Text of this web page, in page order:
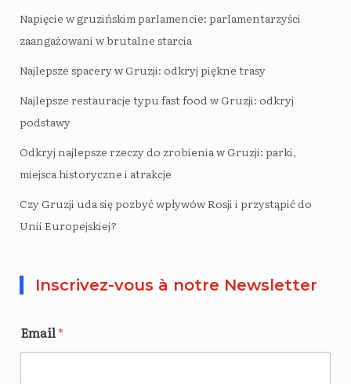
Napięcie w gruzińskim parlamencie: parlamentarzyści
zaangażowani w brutalne starcia
Najlepsze spacery w Gruzji: odkryj piękne trasy
Najlepsze restauracje typu fast food w Gruzji: odkryj
podstawy
Odkryj najlepsze rzeczy do zrobienia w Gruzji: parki,
miejsca historyczne i atrakcje
Czy Gruzji uda się pozbyć wpływów Rosji i przystąpić do
Unii Europejskiej?
Inscrivez-vous à notre Newsletter
Email*